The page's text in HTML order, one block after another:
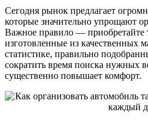
Сегодня рынок предлагает
которые значительно упрощают
Важное правило — приобретайте
изготовленные из качественных
статистике, правильно
сократить время поиска нужных
существенно повышает комфорт.